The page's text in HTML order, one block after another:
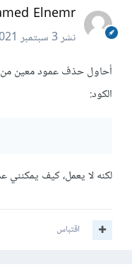
Elnemr
نشر3 سبتمبر 2021
الكود:
لكنه لا يعمل، كيف يمكنني
اقتباس